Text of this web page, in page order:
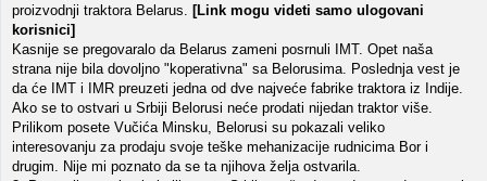
proizvodnji traktora Belarus. [Link mogu videti samo ulogovani
korisnici]
Kasnije se pregovaralo da Belarus zameni posrnuli IMT. Opet naša
strana nije bila dovoljno "koperativna" sa Belorusima. Poslednja vest je
da će IMT i IMR preuzeti jedna od dve najveće fabrike traktora iz Indije.
Ako se to ostvari u Srbiji Belorusi neće prodati nijedan traktor više.
Prilikom posete Vučića Minsku, Belorusi su pokazali veliko
interesovanju za prodaju svoje teške mehanizacije rudnicima Bor i
drugim. Nije mi poznato da se ta njihova želja ostvarila.